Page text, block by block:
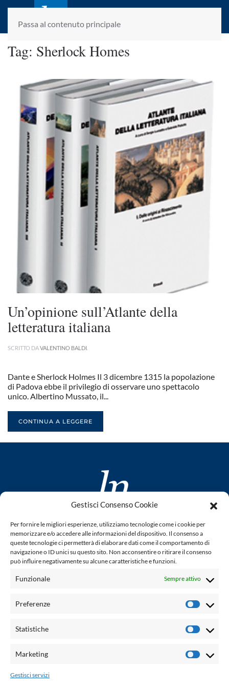
Gestisci Consenso Cookie
Per fornire le migliori esperienze, utilizziamo tecnologie come i cookie per
memorizzare e/o accedere alle informazioni del dispositivo. Il consenso a
queste tecnologie ci permetterà di elaborare dati come il comportamento di
navigazione o ID unici su questo sito. Non acconsentire o ritirare il consenso
può influire negativamente su alcune caratteristiche e funzioni.
Funzionale Sempre attivo
Preferenze
Statistiche
Marketing
Gestisci servizi
Passa al contenuto principale
laletteraturaenoi.it
fondato da Romano Luperini
Tag: Sherlock Homes
Un’opinione sull’Atlante della
letteratura italiana
SCRITTO DAVALENTINO BALDI
Dante e Sherlock Holmes Il 3 dicembre 1315 la popolazione
di Padova ebbe il privilegio di osservare uno spettacolo
unico. Albertino Mussato, il...
CONTINUA A LEGGERE
www.laletteraturaenoi.it
fondato da Romano Luperini
Questo blog non rappresenta una testata giornalistica in
quanto viene aggiornato senza alcuna periodicità. Non può
legge n° 62 del 7.03.2001. L'autore non è responsabile per
email: